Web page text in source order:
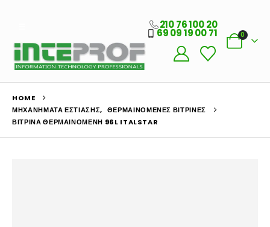
210 76 100 20
69 09 19 00 71 0
HOME
ΜΗΧΑΝΉΜΑΤΑ ΕΣΤΊΑΣΗΣ, ΘΕΡΜΑΙΝΌΜΕΝΕΣ ΒΙΤΡΊΝΕΣ
ΒΙΤΡΊΝΑ ΘΕΡΜΑΙΝΌΜΕΝΗ 96L ITALSTAR